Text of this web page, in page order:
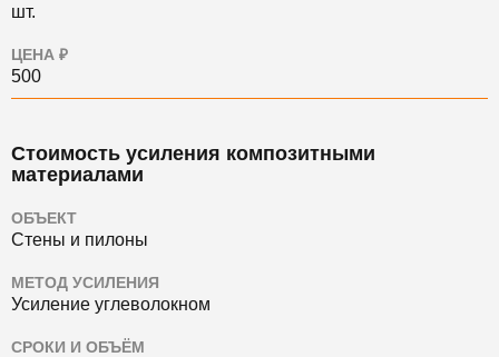
шт.
ЦЕНА ₽
500
Стоимость усиления композитными
материалами
ОБЪЕКТ
Стены и пилоны
МЕТОД УСИЛЕНИЯ
Усиление углеволокном
СРОКИ И ОБЪЁМ